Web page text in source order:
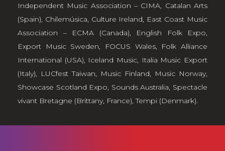
Independent Music Association – CIMA, Catalan Arts
(Spain), Chilemúsica, Culture Ireland, East Coast Music
Association – ECMA (Canada), English Folk Expo,
Export Music Sweden, FOCUS Wales, Folk Alliance
International (USA), Iceland Music, Italia Music Export
(Italy), LUCfest Taiwan, Music Finland, Music Norway,
Showcase Scotland Expo, Sounds Australia, Spectacle
vivant Bretagne (Brittany, France), Tempi (Denmark).